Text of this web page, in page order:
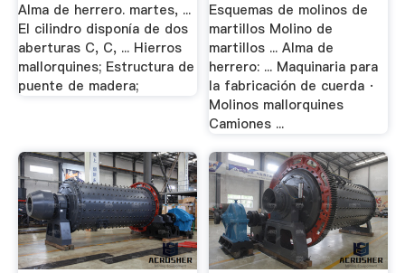
Alma de herrero. martes, ...
El cilindro disponía de dos
aberturas C, C, ... Hierros
mallorquines; Estructura de
puente de madera;
Esquemas de molinos de
martillos Molino de
martillos ... Alma de
herrero: ... Maquinaria para
la fabricación de cuerda ·
Molinos mallorquines
Camiones ...